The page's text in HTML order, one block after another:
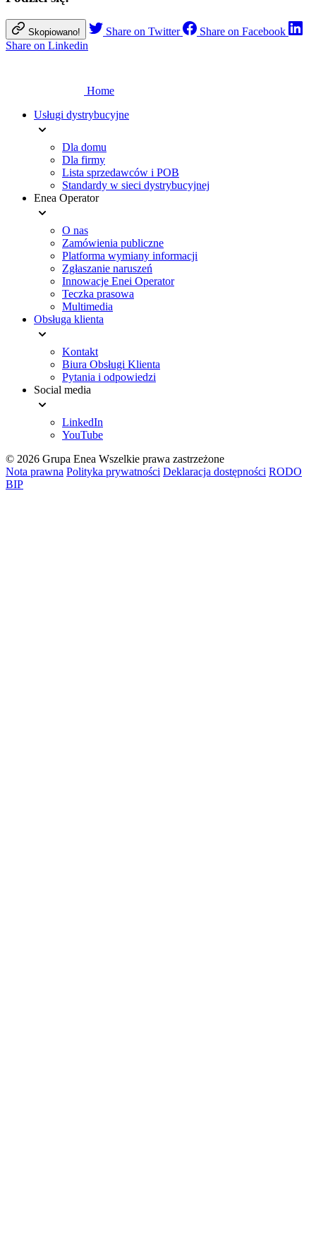
Skopiowano! Share on Twitter
Share on Facebook
Share on Linkedin
Home
Usługi dystrybucyjne
Dla domu
Dla firmy
Lista sprzedawców i POB
Standardy w sieci dystrybucyjnej
Enea Operator
O nas
Zamówienia publiczne
Platforma wymiany informacji
Zgłaszanie naruszeń
Innowacje Enei Operator
Teczka prasowa
Multimedia
Obsługa klienta
Kontakt
Biura Obsługi Klienta
Pytania i odpowiedzi
Social media
LinkedIn
YouTube
© 2026 Grupa Enea Wszelkie prawa zastrzeżone
Nota prawna Polityka prywatności Deklaracja dostępności RODO
BIP